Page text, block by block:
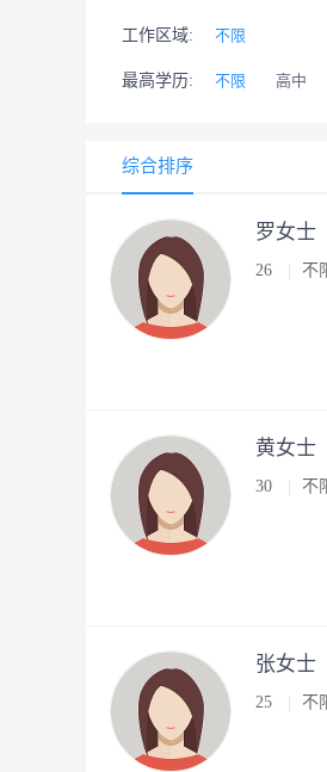
工作区域: 不限
最高学历: 不限 高中
综合排序
罗女士
26 不
黄女士
30 不
张女士
25 不